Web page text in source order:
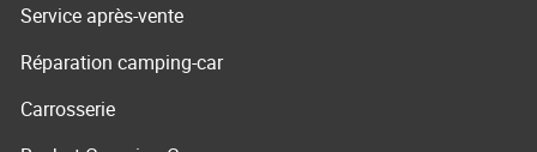
Service après-vente
Réparation camping-car
Carrosserie